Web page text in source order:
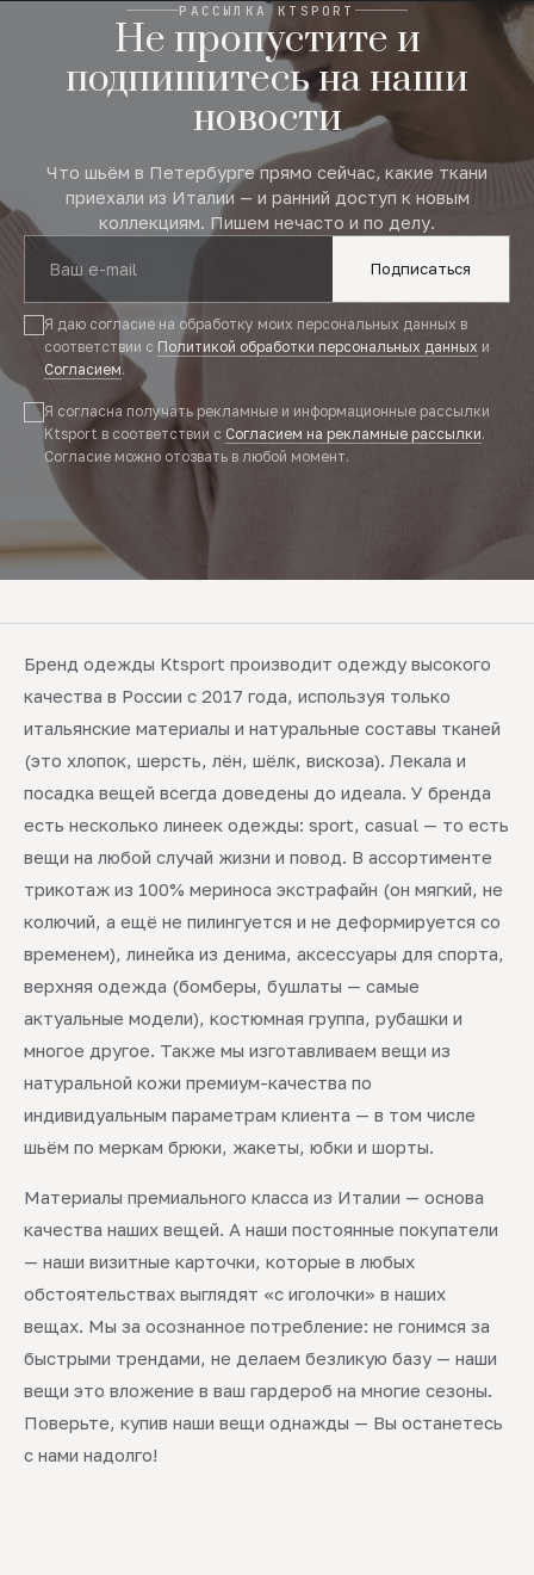
РАССЫЛКА KTSPORT
Не пропустите и
подпишитесь на наши
новости
Что шьём в Петербурге прямо сейчас, какие ткани
приехали из Италии — и ранний доступ к новым
коллекциям. Пишем нечасто и по делу.
Подписаться
Я даю согласие на обработку моих персональных данных в
соответствии с Политикой обработки персональных данных и
Согласием.
Я согласна получать рекламные и информационные рассылки
Ktsport в соответствии с Согласием на рекламные рассылки.
Согласие можно отозвать в любой момент.
Бренд одежды Ktsport производит одежду высокого
качества в России с 2017 года, используя только
итальянские материалы и натуральные составы тканей
(это хлопок, шерсть, лён, шёлк, вискоза). Лекала и
посадка вещей всегда доведены до идеала. У бренда
есть несколько линеек одежды: sport, casual — то есть
вещи на любой случай жизни и повод. В ассортименте
трикотаж из 100% мериноса экстрафайн (он мягкий, не
колючий, а ещё не пилингуется и не деформируется со
временем), линейка из денима, аксессуары для спорта,
верхняя одежда (бомберы, бушлаты — самые
актуальные модели), костюмная группа, рубашки и
многое другое. Также мы изготавливаем вещи из
натуральной кожи премиум-качества по
индивидуальным параметрам клиента — в том числе
шьём по меркам брюки, жакеты, юбки и шорты.
Материалы премиального класса из Италии — основа
качества наших вещей. А наши постоянные покупатели
— наши визитные карточки, которые в любых
обстоятельствах выглядят «с иголочки» в наших
вещах. Мы за осознанное потребление: не гонимся за
быстрыми трендами, не делаем безликую базу — наши
вещи это вложение в ваш гардероб на многие сезоны.
Поверьте, купив наши вещи однажды — Вы останетесь
с нами надолго!